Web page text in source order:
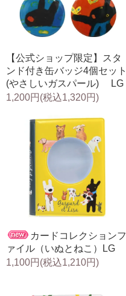
【公式ショップ限定】スタ
ンド付き缶バッジ4個セット
(やさしいガスパール) LG
1,200円(税込1,320円)
カードコレクションフ
ァイル（いぬとねこ）LG
1,100円(税込1,210円)